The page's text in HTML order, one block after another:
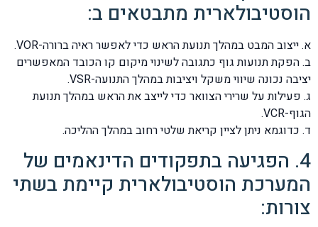
הוסטיבולארית מתבטאים ב:
א. ייצוב המבט במהלך תנועת הראש כדי לאפשר ראיה ברורה-VOR.
ב. הפקת תנועות גוף כתגובה לשינוי מיקום קו הכובד המאפשרים
יציבה נכונה שיווי משקל ויציבות במהלך התנועה-VSR.
ג. פעילות על שרירי הצוואר כדי לייצב את הראש במהלך תנועת
הגוף-VCR.
ד. כדוגמא ניתן לציין קריאת שלטי רחוב במהלך ההליכה.
4. הפגיעה בתפקודים הדינאמים של
המערכת הוסטיבולארית קיימת בשתי
צורות: